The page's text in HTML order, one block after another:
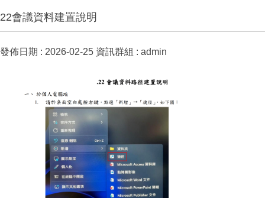
22會議資料建置說明
發佈日期 : 2026-02-25 資訊群組 : admin